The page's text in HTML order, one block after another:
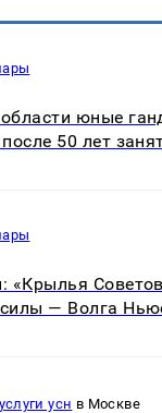
юные
50 лет
«Крылья
— Волга
усн в Москве